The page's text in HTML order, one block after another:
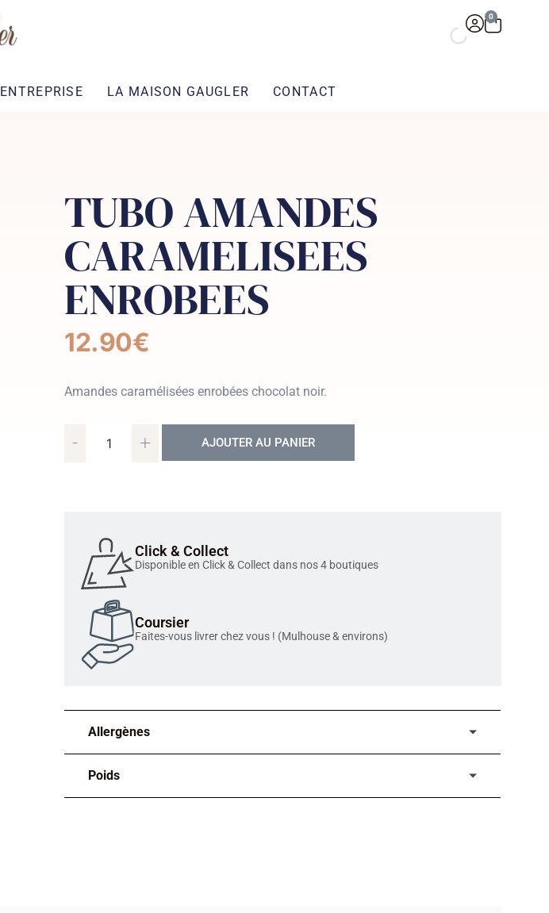
0
ENTREPRISE LA MAISON GAUGLER CONTACT
TUBO AMANDES
CARAMELISEES
ENROBEES
12.90€
Amandes caramélisées enrobées chocolat noir.
- + AJOUTER AU PANIER
Click & Collect
Disponible en Click & Collect dans nos 4 boutiques
Coursier
Faites-vous livrer chez vous ! (Mulhouse & environs)
Allergènes
Poids